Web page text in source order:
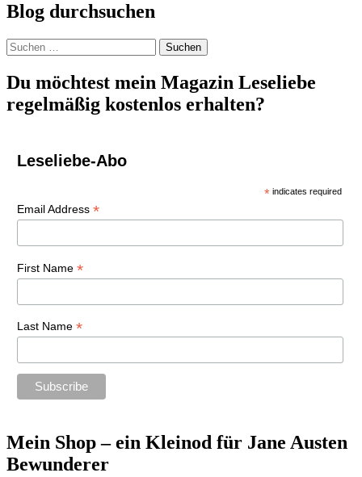
Blog durchsuchen
Suchen
nach:
Du möchtest mein Magazin Leseliebe
regelmäßig kostenlos erhalten?
Leseliebe-Abo
* indicates required
Email Address *
First Name *
Last Name *
Mein Shop – ein Kleinod für Jane Austen
Bewunderer